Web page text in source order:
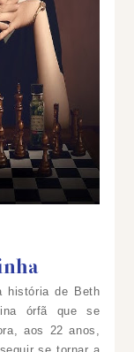
história de Beth
órfã que se
aos 22 anos,